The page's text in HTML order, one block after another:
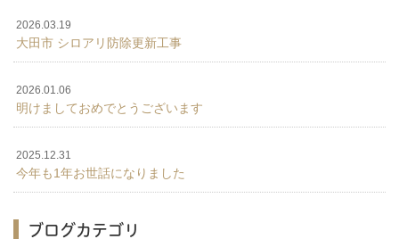
2026.03.19
大田市 シロアリ防除更新工事
2026.01.06
明けましておめでとうございます
2025.12.31
今年も1年お世話になりました
ブログカテゴリ